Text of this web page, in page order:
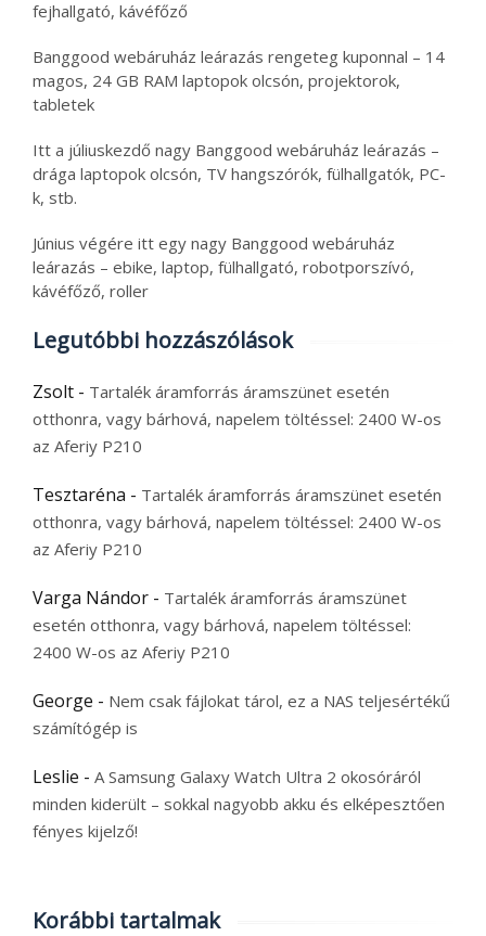
fejhallgató, kávéfőző
Banggood webáruház leárazás rengeteg kuponnal – 14
magos, 24 GB RAM laptopok olcsón, projektorok,
tabletek
Itt a júliuskezdő nagy Banggood webáruház leárazás –
drága laptopok olcsón, TV hangszórók, fülhallgatók, PC-
k, stb.
Június végére itt egy nagy Banggood webáruház
leárazás – ebike, laptop, fülhallgató, robotporszívó,
kávéfőző, roller
Legutóbbi hozzászólások
Zsolt - Tartalék áramforrás áramszünet esetén
otthonra, vagy bárhová, napelem töltéssel: 2400 W-os
az Aferiy P210
Tesztaréna - Tartalék áramforrás áramszünet esetén
otthonra, vagy bárhová, napelem töltéssel: 2400 W-os
az Aferiy P210
Varga Nándor - Tartalék áramforrás áramszünet
esetén otthonra, vagy bárhová, napelem töltéssel:
2400 W-os az Aferiy P210
George - Nem csak fájlokat tárol, ez a NAS teljesértékű
számítógép is
Leslie - A Samsung Galaxy Watch Ultra 2 okosóráról
minden kiderült – sokkal nagyobb akku és elképesztően
fényes kijelző!
Korábbi tartalmak